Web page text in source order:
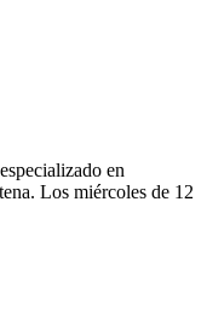
en
Los miércoles de 12